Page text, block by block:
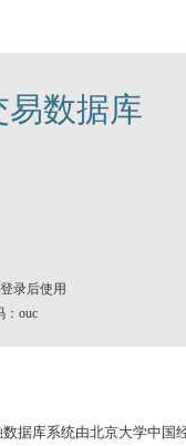
易数据库
录后使用
ouc
库系统由北京大学中国